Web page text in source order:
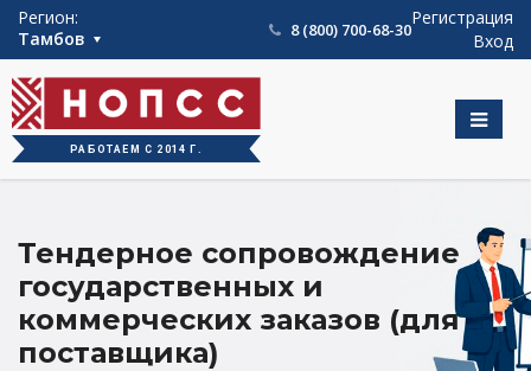
Регион:
Тамбов
8 (800) 700-68-30
Регистрация
Вход
РАБОТАЕМ С 2014 Г.
Тендерное сопровождение
государственных и
коммерческих заказов (для
поставщика)